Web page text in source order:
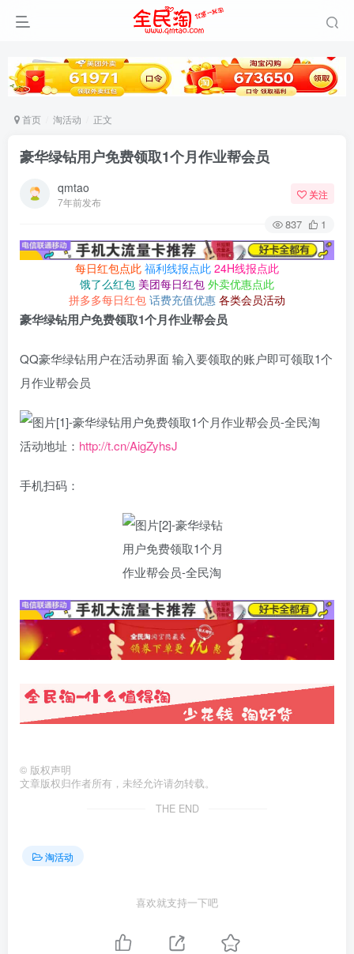
首页 淘活动 正文
豪华绿钻用户免费领取1个月作业帮会员
qmtao
7年前发布
关注
837 1
每日红包点此 福利线报点此 24H线报点此
饿了么红包 美团每日红包 外卖优惠点此
拼多多每日红包 话费充值优惠 各类会员活动
豪华绿钻用户免费领取1个月作业帮会员
QQ豪华绿钻用户在活动界面 输入要领取的账户即可领取1个
月作业帮会员
活动地址： http://t.cn/AigZyhsJ
手机扫码：
© 版权声明
文章版权归作者所有，未经允许请勿转载。
THE END
淘活动
喜欢就支持一下吧